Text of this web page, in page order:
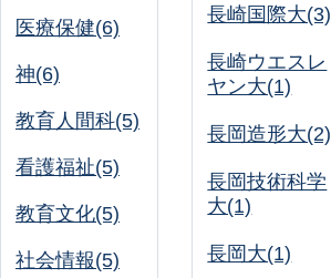
医療保健(6)
神(6)
教育人間科(5)
看護福祉(5)
教育文化(5)
社会情報(5)
長崎国際大(3)
長崎ウエスレ
ヤン大(1)
長岡造形大(2)
長岡技術科学
大(1)
長岡大(1)